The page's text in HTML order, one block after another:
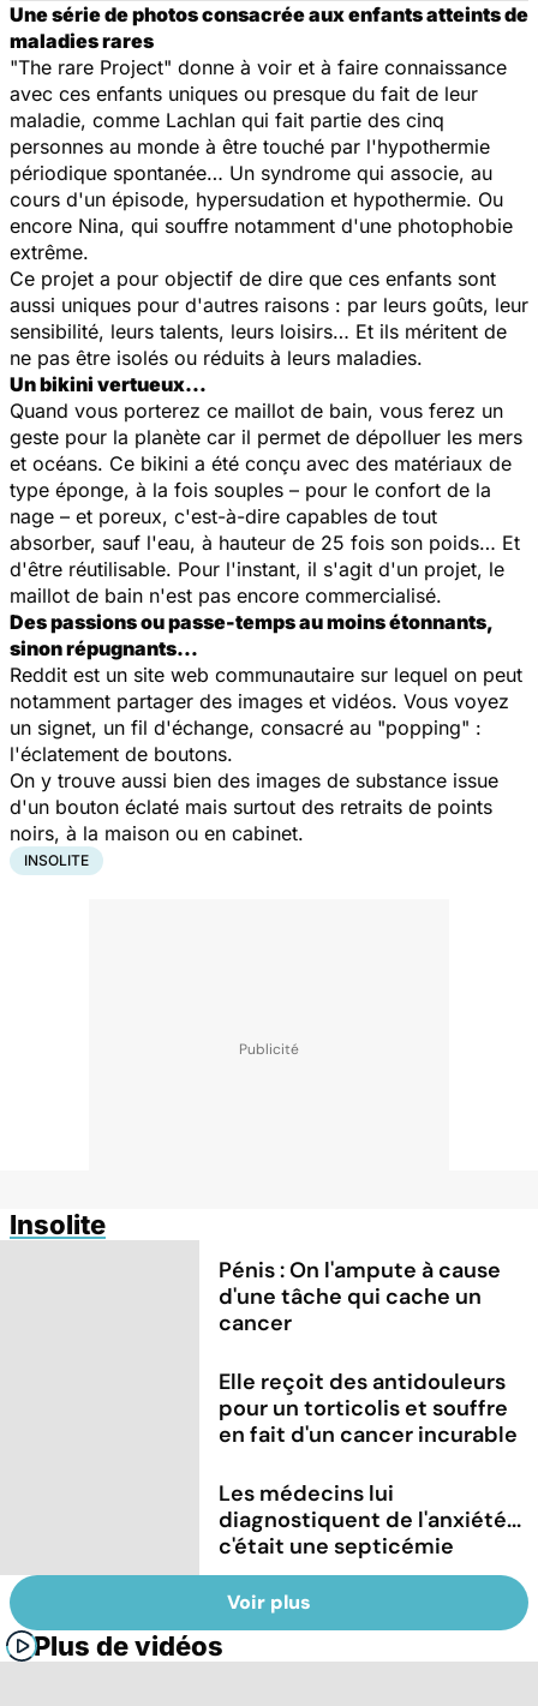
Une série de photos consacrée aux enfants atteints de
maladies rares
"The rare Project" donne à voir et à faire connaissance
avec ces enfants uniques ou presque du fait de leur
maladie, comme Lachlan qui fait partie des cinq
personnes au monde à être touché par l'hypothermie
périodique spontanée… Un syndrome qui associe, au
cours d'un épisode, hypersudation et hypothermie. Ou
encore Nina, qui souffre notamment d'une photophobie
extrême.
Ce projet a pour objectif de dire que ces enfants sont
aussi uniques pour d'autres raisons : par leurs goûts, leur
sensibilité, leurs talents, leurs loisirs… Et ils méritent de
ne pas être isolés ou réduits à leurs maladies.
Un bikini vertueux…
Quand vous porterez ce maillot de bain, vous ferez un
geste pour la planète car il permet de dépolluer les mers
et océans. Ce bikini a été conçu avec des matériaux de
type éponge, à la fois souples – pour le confort de la
nage – et poreux, c'est-à-dire capables de tout
absorber, sauf l'eau, à hauteur de 25 fois son poids… Et
d'être réutilisable. Pour l'instant, il s'agit d'un projet, le
maillot de bain n'est pas encore commercialisé.
Des passions ou passe-temps au moins étonnants,
sinon répugnants…
Reddit est un site web communautaire sur lequel on peut
notamment partager des images et vidéos. Vous voyez
un signet, un fil d'échange, consacré au "popping" :
l'éclatement de boutons.
On y trouve aussi bien des images de substance issue
d'un bouton éclaté mais surtout des retraits de points
noirs, à la maison ou en cabinet.
INSOLITE
Insolite
Pénis : On l'ampute à cause
d'une tâche qui cache un
cancer
Elle reçoit des antidouleurs
pour un torticolis et souffre
en fait d'un cancer incurable
Les médecins lui
diagnostiquent de l'anxiété...
c'était une septicémie
Voir plus
Plus de vidéos